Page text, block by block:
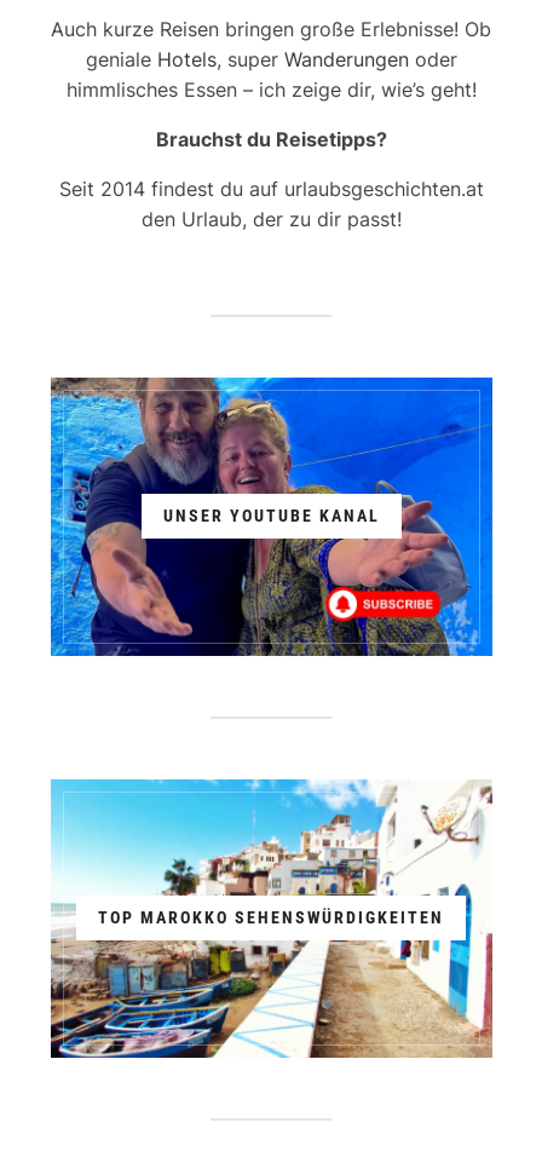
Auch kurze Reisen bringen große Erlebnisse! Ob
geniale Hotels, super Wanderungenoder
himmlisches Essen – ich zeige dir, wie’s geht!
Brauchst du Reisetipps?
Seit 2014 findest du auf urlaubsgeschichten.at
den Urlaub, der zu dir passt!
UNSER YOUTUBE KANAL
TOP MAROKKO SEHENSWÜRDIGKEITEN